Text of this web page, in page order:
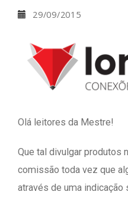
29/09/2015
Olá leitores da Mestre!
Que tal divulgar produtos
comissão toda vez que
através de uma indicação